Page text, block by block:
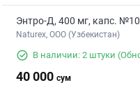
Энтро-Д, 400 мг, капс. №10
Naturex, OOO (Узбекистан)
В наличии: 2 штуки
40 000 сум